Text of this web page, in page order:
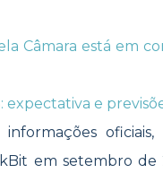
Câmara está em
expectativa e
informações
em setembro de